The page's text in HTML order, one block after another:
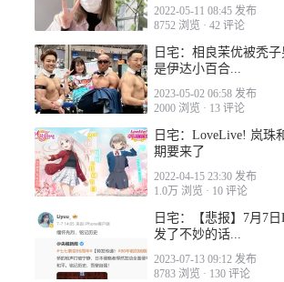
2022-05-11 08:45 发布
8752 浏览 · 42 评论
日宅：相良茉优被秃
是伊达小百合...
2023-05-02 06:58 发布
2000 浏览 · 13 评论
日宅：LoveLive! 岚珠
期要来了
2022-04-15 23:30 发布
1.0万 浏览 · 10 评论
日宅：【悲报】7月7
发了不妙的话...
2023-07-13 09:12 发布
8783 浏览 · 130 评论